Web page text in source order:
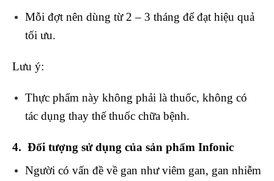
Mỗi đợt nên dùng từ 2 – 3 tháng để đạt hiệu quả
tối ưu.
Lưu ý:
Thực phẩm này không phải là thuốc, không có
tác dụng thay thế thuốc chữa bệnh.
4. Đối tượng sử dụng của sản phẩm Infonic
Người có vấn đề về gan như viêm gan, gan nhiễm